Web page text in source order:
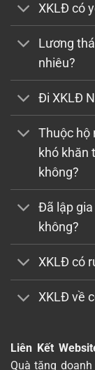
XKLĐ có
Lương
nhiêu?
Đi XKLĐ
Thuộc hộ
khó khăn
không?
Đã lập
không?
XKLĐ có
XKLĐ về
Liên Kết
Quà tặng